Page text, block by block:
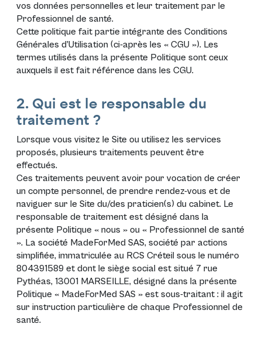
vos données personnelles et leur traitement par le
Professionnel de santé.
Cette politique fait partie intégrante des Conditions
Générales d’Utilisation (ci-après les « CGU »). Les
termes utilisés dans la présente Politique sont ceux
auxquels il est fait référence dans les CGU.
2. Qui est le responsable du
traitement ?
Lorsque vous visitez le Site ou utilisez les services
proposés, plusieurs traitements peuvent être
effectués.
Ces traitements peuvent avoir pour vocation de créer
un compte personnel, de prendre rendez-vous et de
naviguer sur le Site du/des praticien(s) du cabinet. Le
responsable de traitement est désigné dans la
présente Politique « nous » ou « Professionnel de santé
». La société MadeForMed SAS, société par actions
simplifiée, immatriculée au RCS Créteil sous le numéro
804391589 et dont le siège social est situé 7 rue
Pythéas, 13001 MARSEILLE, désigné dans la présente
Politique « MadeForMed SAS » est sous-traitant : il agit
sur instruction particulière de chaque Professionnel de
santé.